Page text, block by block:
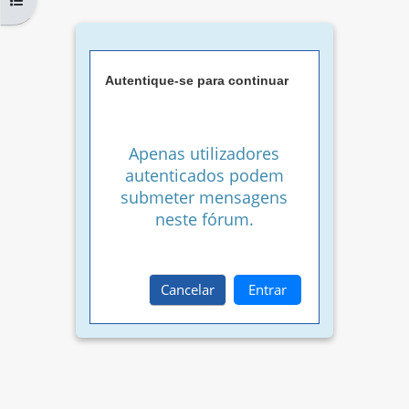
Autentique-se para continuar
Apenas utilizadores
autenticados podem
submeter mensagens
neste fórum.
Cancelar Entrar